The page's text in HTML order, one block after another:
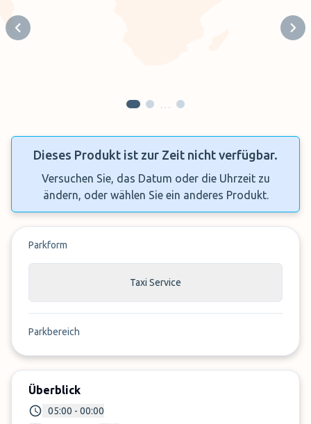
Previous slide
…
Dieses Produkt ist zur Zeit nicht verfügbar.
Versuchen Sie, das Datum oder die Uhrzeit zu
ändern, oder wählen Sie ein anderes Produkt.
Parkform
Taxi Service
Parkbereich
Überblick
05:00 - 00:00